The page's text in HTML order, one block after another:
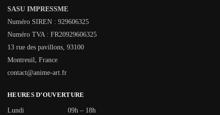
SASU IMPRESSME
Numéro SIREN : 929606325
Numéro TVA : FR20929606325
13 rue des pavillons, 93100
Montreuil, France
contact@anime-art.fr
HEURES D’OUVERTURE
Lundi
09h – 18h